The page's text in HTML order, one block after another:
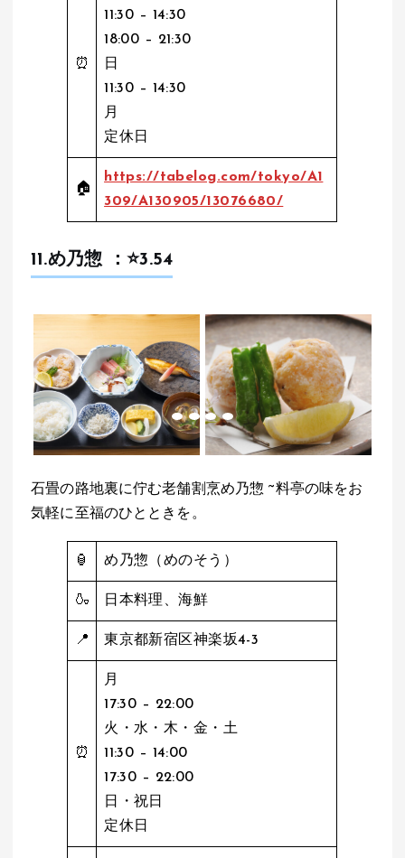
⏰
11:30 – 14:30
18:00 – 21:30
日
11:30 – 14:30
月
定休日
🏠
https://tabelog.com/tokyo/A1
309/A130905/13076680/
11.め乃惣 ：⭐️3.54
石畳の路地裏に佇む老舗割烹め乃惣 ~料亭の味をお
気軽に至福のひとときを。
🏮 め乃惣（めのそう）
🍶 日本料理、海鮮
📍 東京都新宿区神楽坂4-3
⏰
月
17:30 – 22:00
火・水・木・金・土
11:30 – 14:00
17:30 – 22:00
日・祝日
定休日